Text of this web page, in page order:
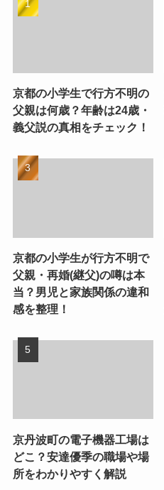
京都の小学生で行方不明の
父親は何歳？年齢は24歳・
義父説の真相をチェック！
京都の小学生が行方不明で
父親・再婚(継父)の噂は本
当？男児と家族関係の違和
感を整理！
京丹波町の電子機器工場は
どこ？安達優季の職場や場
所をわかりやすく解説